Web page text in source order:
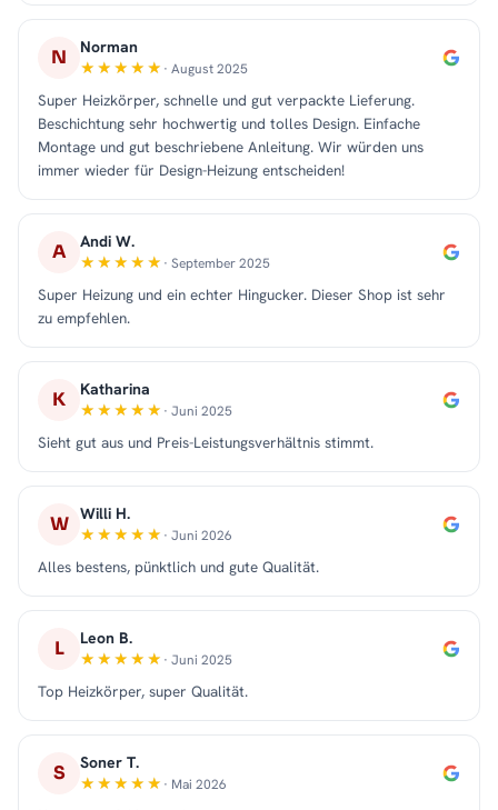
N Norman
· August 2025
Super Heizkörper, schnelle und gut verpackte Lieferung.
Beschichtung sehr hochwertig und tolles Design. Einfache
Montage und gut beschriebene Anleitung. Wir würden uns
immer wieder für Design-Heizung entscheiden!
A Andi W.
· September 2025
Super Heizung und ein echter Hingucker. Dieser Shop ist sehr
zu empfehlen.
K Katharina
· Juni 2025
Sieht gut aus und Preis-Leistungsverhältnis stimmt.
W Willi H.
· Juni 2026
Alles bestens, pünktlich und gute Qualität.
L Leon B.
· Juni 2025
Top Heizkörper, super Qualität.
S Soner T.
· Mai 2026